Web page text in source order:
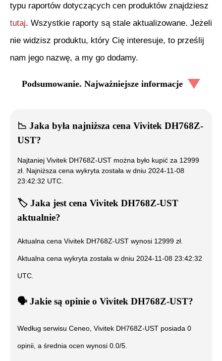
typu raportów dotyczących cen produktów znajdziesz
tutaj. Wszystkie raporty są stale aktualizowane. Jeżeli
nie widzisz produktu, który Cię interesuje, to prześlij
nam jego nazwę, a my go dodamy.
Podsumowanie. Najważniejsze informacje
📉 Jaka była najniższa cena Vivitek DH768Z-
UST?
Najtaniej Vivitek DH768Z-UST można było kupić za 12999
zł. Najniższa cena wykryta została w dniu 2024-11-08
23:42:32 UTC
🏷️ Jaka jest cena Vivitek DH768Z-UST
aktualnie?
Aktualna cena Vivitek DH768Z-UST wynosi 12999 zł.
Aktualna cena wykryta została w dniu 2024-11-08 23:42:32
UTC
🗣️ ️ Jakie są opinie o Vivitek DH768Z-UST?
Według serwisu Ceneo, Vivitek DH768Z-UST posiada 0
opinii, a średnia ocen wynosi 0.0/5.